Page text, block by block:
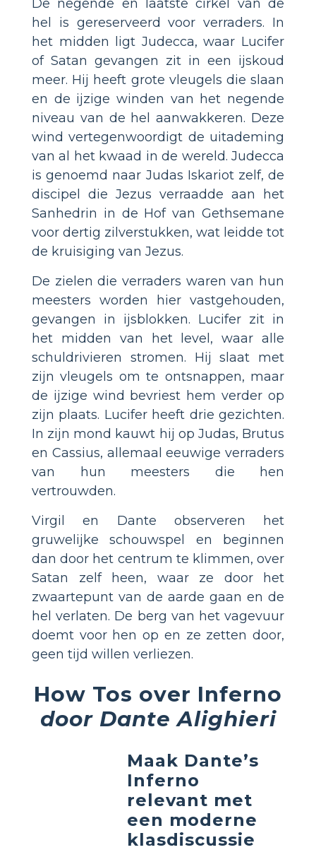
De negende en laatste cirkel van de
hel is gereserveerd voor verraders. In
het midden ligt Judecca, waar Lucifer
of Satan gevangen zit in een ijskoud
meer. Hij heeft grote vleugels die slaan
en de ijzige winden van het negende
niveau van de hel aanwakkeren. Deze
wind vertegenwoordigt de uitademing
van al het kwaad in de wereld. Judecca
is genoemd naar Judas Iskariot zelf, de
discipel die Jezus verraadde aan het
Sanhedrin in de Hof van Gethsemane
voor dertig zilverstukken, wat leidde tot
de kruisiging van Jezus.
De zielen die verraders waren van hun
meesters worden hier vastgehouden,
gevangen in ijsblokken. Lucifer zit in
het midden van het level, waar alle
schuldrivieren stromen. Hij slaat met
zijn vleugels om te ontsnappen, maar
de ijzige wind bevriest hem verder op
zijn plaats. Lucifer heeft drie gezichten.
In zijn mond kauwt hij op Judas, Brutus
en Cassius, allemaal eeuwige verraders
van hun meesters die hen
vertrouwden.
Virgil en Dante observeren het
gruwelijke schouwspel en beginnen
dan door het centrum te klimmen, over
Satan zelf heen, waar ze door het
zwaartepunt van de aarde gaan en de
hel verlaten. De berg van het vagevuur
doemt voor hen op en ze zetten door,
geen tijd willen verliezen.
How Tos over Inferno
door Dante Alighieri
Maak Dante’s
Inferno
relevant met
een moderne
klasdiscussie